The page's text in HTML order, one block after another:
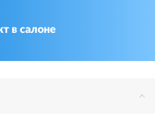
в салоне